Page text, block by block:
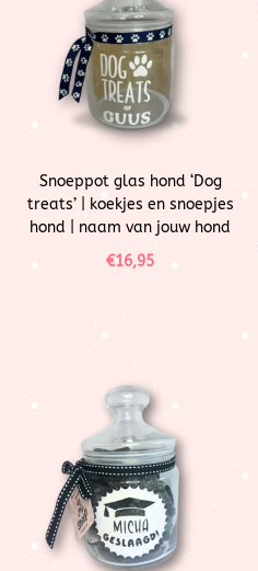
Snoeppot glas hond ‘Dog
treats’ | koekjes en snoepjes
hond | naam van jouw hond
€16,95